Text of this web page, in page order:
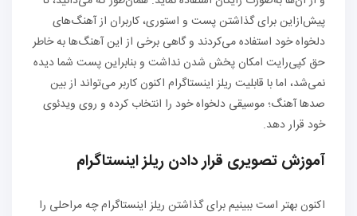
پیش‌ازاین برای گذاشتن پست و استوری، کاربران از آهنگ‌های
دلخواه خود استفاده می‌کردند و گاهی برخی از این آهنگ‌ها به‌ خاطر
حق کپی‌رایت امکان پخش شدن نداشت و بنابراین پست شما دیده
نمی‌شد، اما با قابلیت ریلز اینستاگرام اکنون کاربر می‌تواند از بین
صدها آهنگ؛ موسیقی دلخواه خود را انتخاب کرده و روی ویدئوی
خود قرار دهد.
آموزش تصویری قرار دادنریلز اینستاگرام
اکنون بهتر است ببینیم برای گذاشتن ریلز اینستاگرام چه مراحلی را